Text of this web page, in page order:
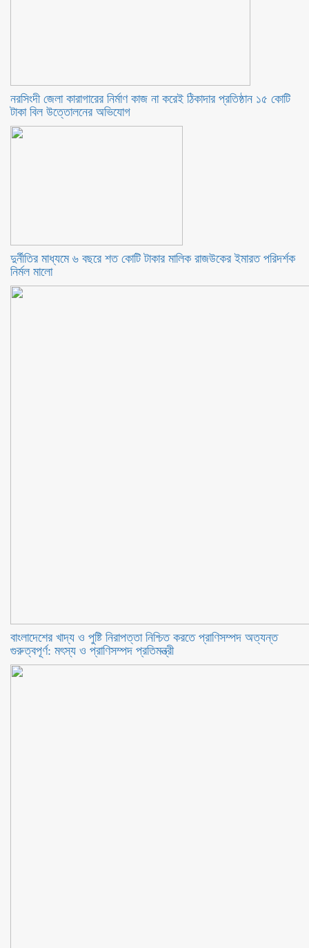
নরসিংদী জেলা কারাগারের নির্মাণ কাজ না করেই ঠিকাদার প্রতিষ্ঠান ১৫ কোটি
টাকা বিল উত্তোলনের অভিযোগ
দুর্নীতির মাধ্যমে ৬ বছরে শত কোটি টাকার মালিক রাজউকের ইমারত পরিদর্শক
নির্মল মালো
বাংলাদেশের খাদ্য ও পুষ্টি নিরাপত্তা নিশ্চিত করতে প্রাণিসম্পদ অত্যন্ত
গুরুত্বপূর্ণ: মৎস্য ও প্রাণিসম্পদ প্রতিমন্ত্রী